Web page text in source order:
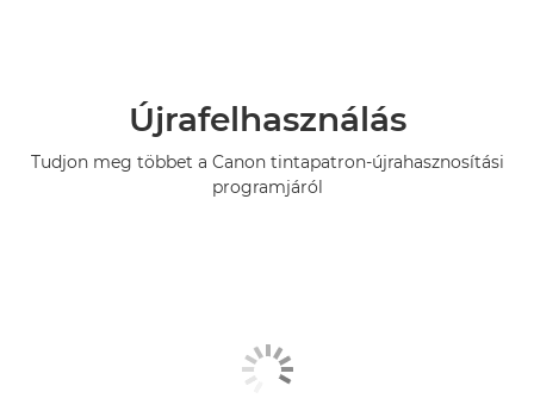
Újrafelhasználás
Tudjon meg többet a Canon tintapatron-újrahasznosítási
programjáról